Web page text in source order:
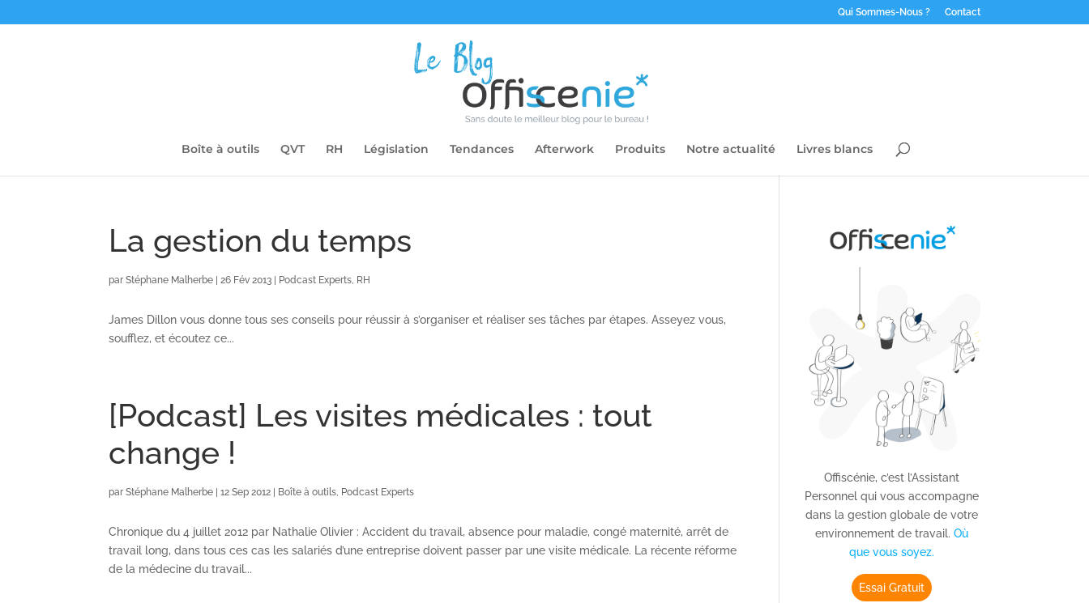
Qui Sommes-Nous ? Contact
Boîte à outils QVT RH Législation Tendances Afterwork Produits Notre actualité Livres blancs
La gestion du temps
parStéphane Malherbe |26 Fév 2013 Podcast Experts, RH
James Dillon vous donne tous ses conseils pour réussir à s’organiser et réaliser ses tâches par étapes. Asseyez vous,
soufflez, et écoutez ce...
[Podcast] Les visites médicales : tout
change !
parStéphane Malherbe |12 Sep 2012 Boîte à outils, Podcast Experts
Chronique du 4 juillet 2012 par Nathalie Olivier : Accident du travail, absence pour maladie, congé maternité, arrêt de
travail long, dans tous ces cas les salariés d’une entreprise doivent passer par une visite médicale. La récente réforme
de la médecine du travail...
Offiscénie, c’est l’Assistant
Personnel qui vous accompagne
dans la gestion globale de votre
environnement de travail.Où
que vous soyez.
Essai Gratuit